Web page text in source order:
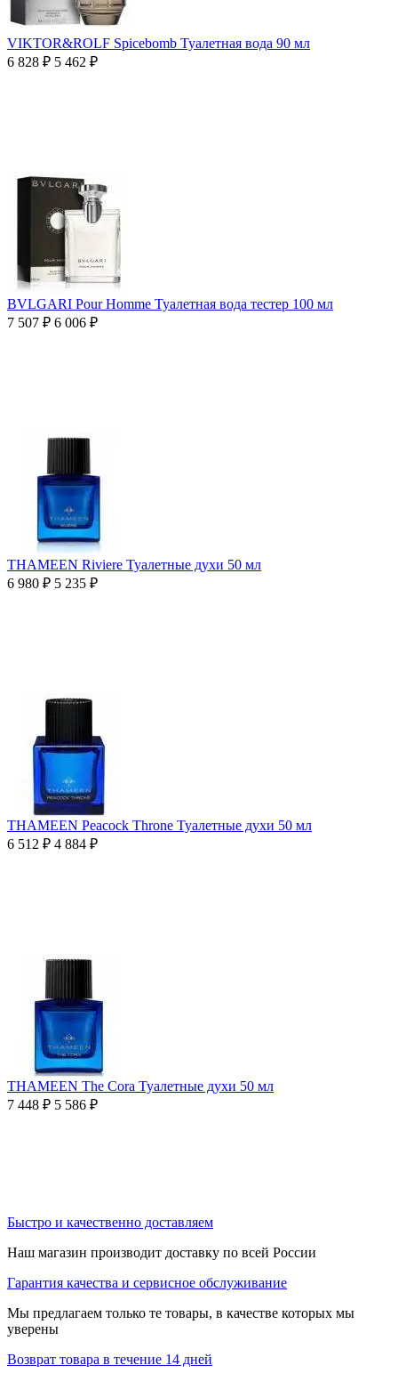
VIKTOR&ROLF Spicebomb Туалетная вода 90 мл
6 828 ₽ 5 462 ₽
BVLGARI Pour Homme Туалетная вода тестер 100 мл
7 507 ₽ 6 006 ₽
THAMEEN Riviere Туалетные духи 50 мл
6 980 ₽ 5 235 ₽
THAMEEN Peacock Throne Туалетные духи 50 мл
6 512 ₽ 4 884 ₽
THAMEEN The Cora Туалетные духи 50 мл
7 448 ₽ 5 586 ₽
Быстро и качественно доставляем
Наш магазин производит доставку по всей России
Гарантия качества и сервисное обслуживание
Мы предлагаем только те товары, в качестве которых мы
уверены
Возврат товара в течение 14 дней